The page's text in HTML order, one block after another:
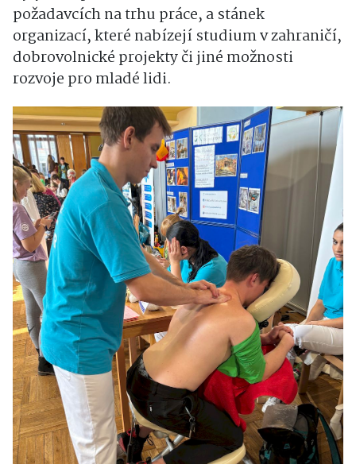
požadavcích na trhu práce, a stánek
organizací, které nabízejí studium v zahraničí,
dobrovolnické projekty či jiné možnosti
rozvoje pro mladé lidi.